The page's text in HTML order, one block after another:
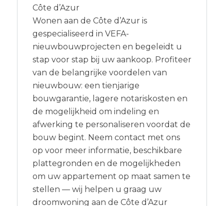
Côte d’Azur
Wonen aan de Côte d’Azur is
gespecialiseerd in VEFA-
nieuwbouwprojecten en begeleidt u
stap voor stap bij uw aankoop. Profiteer
van de belangrijke voordelen van
nieuwbouw: een tienjarige
bouwgarantie, lagere notariskosten en
de mogelijkheid om indeling en
afwerking te personaliseren voordat de
bouw begint. Neem contact met ons
op voor meer informatie, beschikbare
plattegronden en de mogelijkheden
om uw appartement op maat samen te
stellen — wij helpen u graag uw
droomwoning aan de Côte d’Azur